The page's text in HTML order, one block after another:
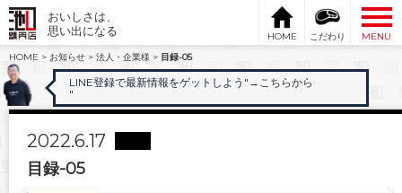
おいしさは、
思い出になる
HOME こだわり
MENU
HOME > お知らせ > 法人・企業様 > 目録-05
LINE登録で最新情報をゲットしよう" →こちらから
"
2022.6.17
目録-05